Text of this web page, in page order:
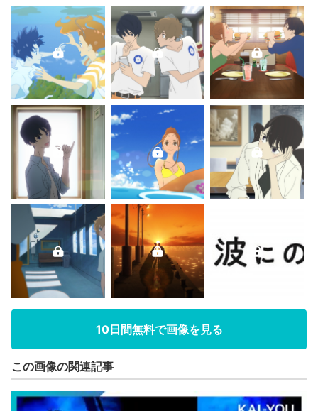
10日間無料で画像を見る
この画像の関連記事